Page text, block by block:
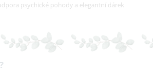
psychické pohody a elegantní dárek